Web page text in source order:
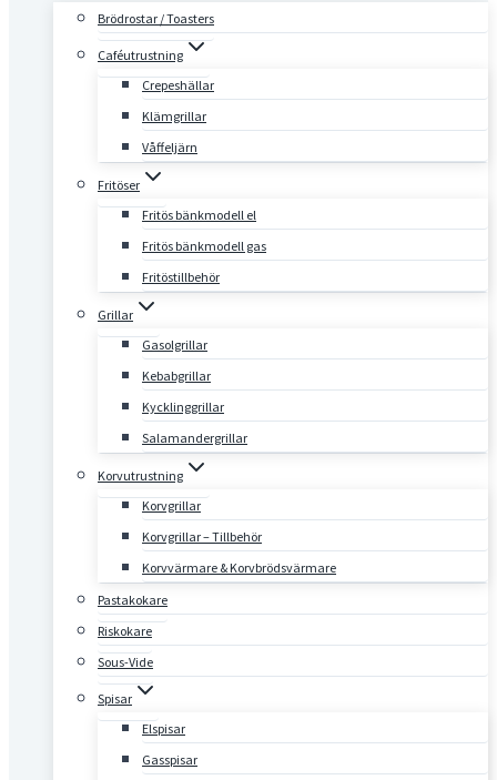
Brödrostar / Toasters
Caféutrustning
Crepeshällar
Klämgrillar
Våffeljärn
Fritöser
Fritös bänkmodell el
Fritös bänkmodell gas
Fritöstillbehör
Grillar
Gasolgrillar
Kebabgrillar
Kycklinggrillar
Salamandergrillar
Korvutrustning
Korvgrillar
Korvgrillar – Tillbehör
Korvvärmare & Korvbrödsvärmare
Pastakokare
Riskokare
Sous-Vide
Spisar
Elspisar
Gasspisar